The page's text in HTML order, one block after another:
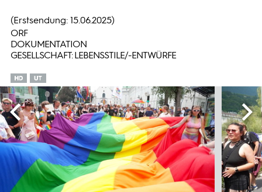
(Erstsendung: 15.06.2025)
ORF
DOKUMENTATION
GESELLSCHAFT: LEBENSSTILE/-ENTWÜRFE